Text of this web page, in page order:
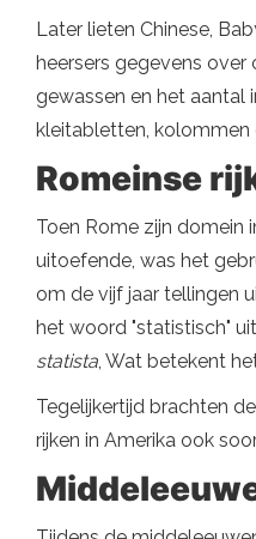
Later lieten Chinese,
heersers gegevens over
gewassen en het aantal
kleitabletten, kolommen
Romeinse
Toen Rome zijn domein
uitoefende, was het
om de vijf jaar tellingen
het woord "statistisch"
statista, Wat betekent
Tegelijkertijd brachten
rijken in Amerika ook